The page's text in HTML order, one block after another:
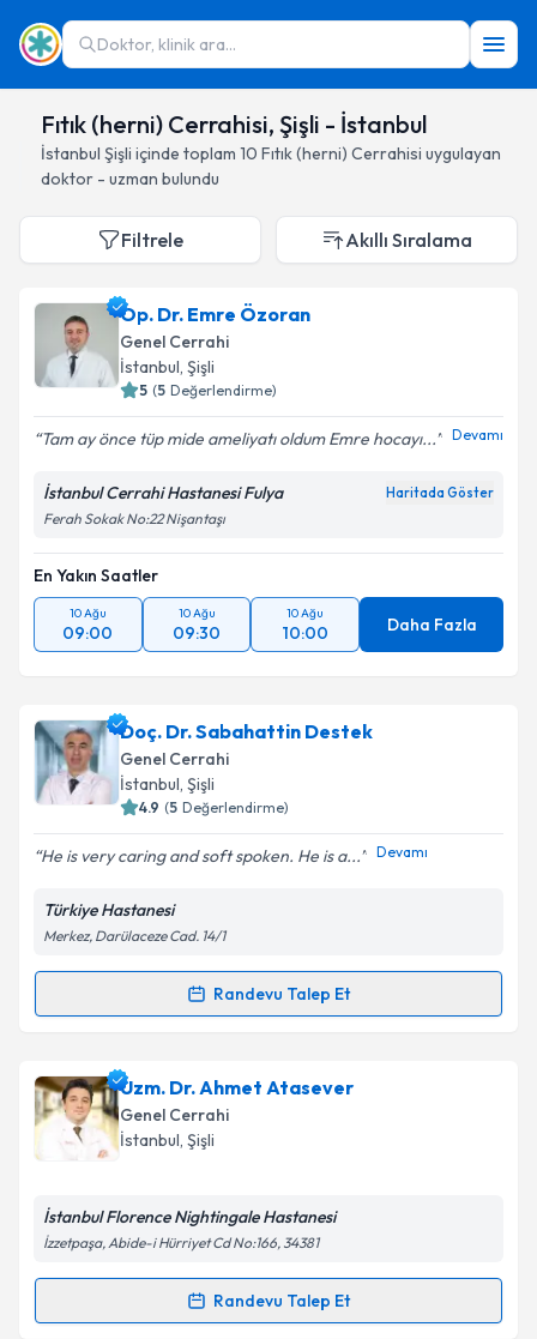
Doktor, klinik ara...
Fıtık (herni) Cerrahisi, Şişli - İstanbul
İstanbul Şişli içinde toplam 10 Fıtık (herni) Cerrahisi uygulayan
doktor - uzman bulundu
Filtrele Akıllı Sıralama
Op. Dr. Emre Özoran
Genel Cerrahi
İstanbul, Şişli
5 (5 Değerlendirme)
Tam ay önce tüp mide ameliyatı oldum Emre hocayı... Devamı
İstanbul Cerrahi Hastanesi Fulya Haritada Göster
Ferah Sokak No:22 Nişantaşı
En Yakın Saatler
10 Ağu
09:00
10 Ağu
09:30
10 Ağu
10:00 Daha Fazla
Doç. Dr. Sabahattin Destek
Genel Cerrahi
İstanbul, Şişli
4.9 (5 Değerlendirme)
He is very caring and soft spoken. He is a... Devamı
Türkiye Hastanesi
Merkez, Darülaceze Cad. 14/1
Randevu Talep Et
Randevu Takvimi Talebi
Doç. Dr. Sabahattin Destekiçin randevu takvimi
talebi oluşturun. Size bu uzmandan randevu almanız
için bir takvim hazırlandığında e-posta ile
bilgilendireceğiz.
Kişisel verilerimin işlenmesine ilişkinAydınlatma
Uzm. Dr. Ahmet Atasever
Genel Cerrahi
İstanbul, Şişli
İstanbul Florence Nightingale Hastanesi
İzzetpaşa, Abide-i Hürriyet Cd No:166, 34381
Randevu Talep Et
Randevu Takvimi Talebi